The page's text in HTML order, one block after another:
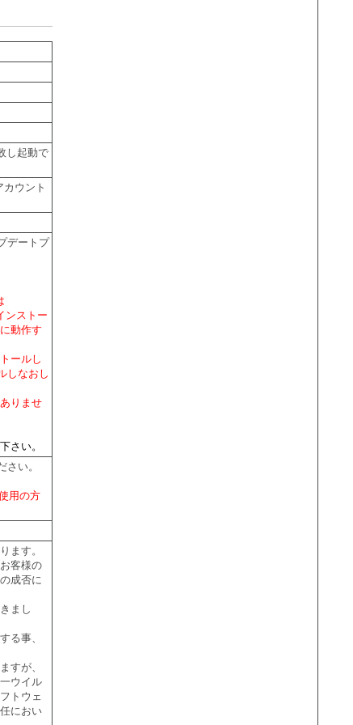
し起動で
ウント
デートプ
ンストー
動作す
ールし
しなおし
りませ
さい。
い。
用の方
ます。
客様の
成否に
まし
る事、
すが、
ウイル
トウェ
におい